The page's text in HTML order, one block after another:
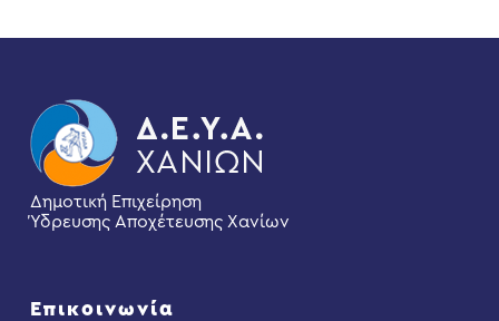
Δημοτική Επιχείρηση
Ύδρευσης Αποχέτευσης Χανίων
Επικοινωνία